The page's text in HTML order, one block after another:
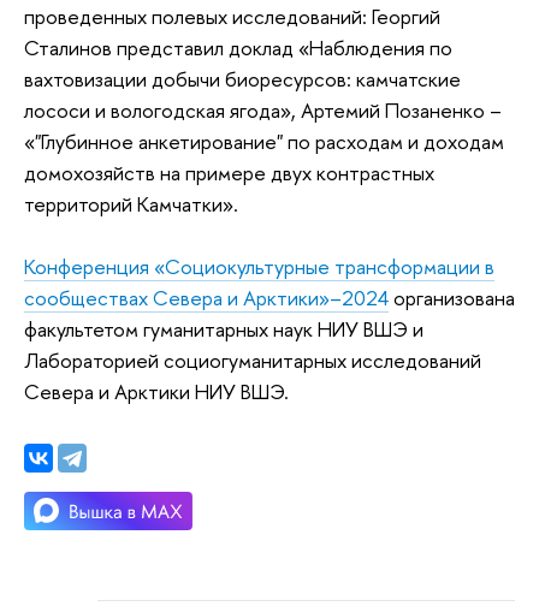
проведенных полевых исследований: Георгий
Сталинов представил доклад «Наблюдения по
вахтовизации добычи биоресурсов: камчатские
лососи и вологодская ягода», Артемий Позаненко –
«"‎Глубинное анкетирование"‎ по расходам и доходам
домохозяйств на примере двух контрастных
территорий Камчатки».
Конференция «Социокультурные трансформации в
сообществах Севера и Арктики»–2024организована
факультетом гуманитарных наук НИУ ВШЭ и
Лабораторией социогуманитарных исследований
Севера и Арктики НИУ ВШЭ.